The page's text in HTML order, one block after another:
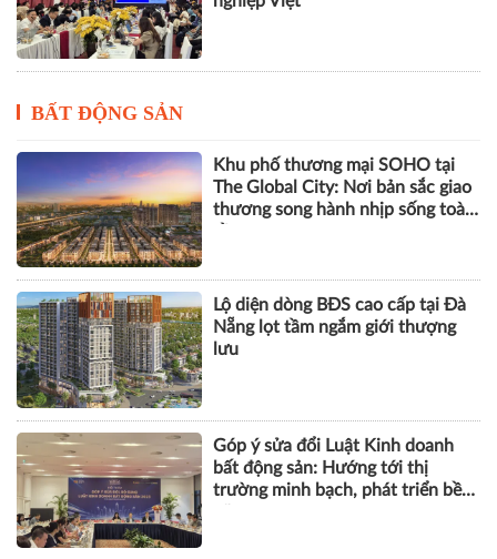
cho doanh nghiệp nhỏ và vừa
BẤT ĐỘNG SẢN
Khu phố thương mại SOHO tại
The Global City: Nơi bản sắc giao
thương song hành nhịp sống toàn
Lộ diện dòng BĐS cao cấp tại Đà
Nẵng lọt tầm ngắm giới thượng
lưu